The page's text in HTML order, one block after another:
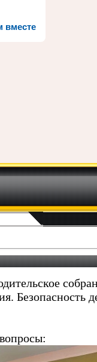
вместе
Безопасность